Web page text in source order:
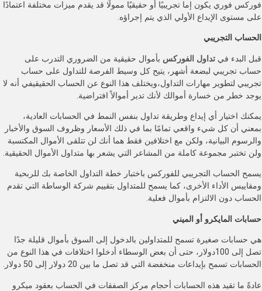
فوركس فوري يكون إما تجريبيًا أو حقيقيًا ممولًا قد يقدم ميزات مختلفة اعتمادًا
على مستوى الإيداع الأولي الذي يتم إجراؤه.
الحساب التجريبي
قبل البدء في تداول الفوركس بأموال حقيقية من الضروري التدرب على
حساب تجريبي لبضعة أشهر، يتيح كل وسيط الفرصة للتداول على حساب
تجريبي لتطوير مهارات التداول،ويختلف هذا النوع عن الحساب الحقيقيفي أنه لا
يوجد خطر من خسارة أموالك لأنك تدير أموالاً افتراضية.
يمكنك اختيار أي إيداع وطريقة تداول بنفس النمط في الحسابات العادية،
بمعني أن كل شيء واقعي تمامًا بما في ذلك الأسعار وظروف السوق والأخبار
والرسوم البيانية، ولكن مع اختلافين فقط هما أنك لن تتلقى الأموال المكتسبة
ولن تختبر مجموعة كاملة من المشاعر التي يشعر بها متداول الأموال الحقيقية.
يسمح الحساب التجريبي للفوركس باختبار خطة التداول الخاصة بك للربحية
ومقاييس الأداء الأخرى، كما يسمح للمتداول بتقييم شركة الوساطة التي تقدم
الحساب دون الالتزام بأموال فعلية.
حسابات المايكرو أو الميني
هي حسابات صغيرة تسمح للمتداولين بالدخول إلى السوق بأموال قليلة جدًا
تصل إلى 100دولار، حتى أن بعض الوسطاء أدخلوا اختلافات في هذا النوع من
الحسابات تسمح بإيداعات منخفضة التي قد تصل ما بين 20 دولار إلى 50 دولار.
عادةً ما تقيد هذه الحسابات أحجام مركز الصفقات في الحساب بعقود ميكرو